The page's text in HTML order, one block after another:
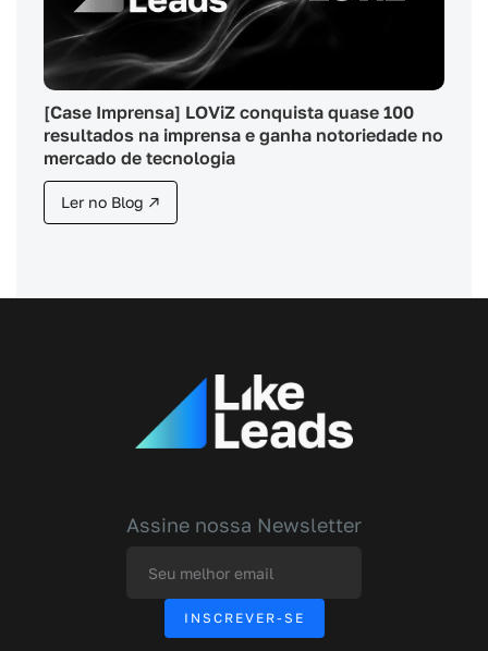
[Case Imprensa] LOViZ conquista quase 100
resultados na imprensa e ganha notoriedade no
mercado de tecnologia
Ler no Blog ↗
Assine nossa Newsletter